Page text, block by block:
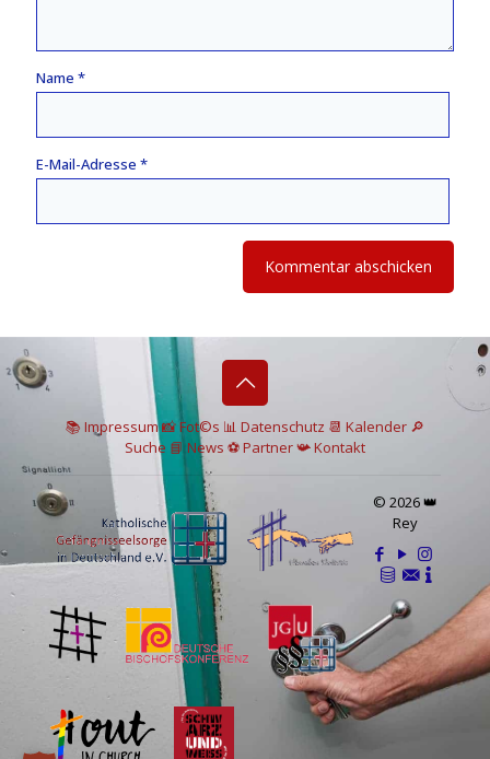
Name *
E-Mail-Adresse *
📚 Impressum📸Fot©s 📊 Datenschutz 📆 Kalender 🔎
Suche 📘 News ⚽Partner📯Kontakt
© 2026 👑
Rey